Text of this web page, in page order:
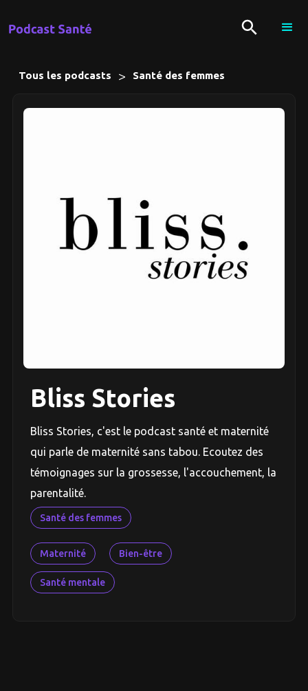
Tous les podcasts > Santé des femmes
Bliss Stories
Bliss Stories, c'est le podcast santé et maternité
qui parle de maternité sans tabou. Ecoutez des
témoignages sur la grossesse, l'accouchement, la
parentalité.
Santé des femmes
Maternité Bien-être
Santé mentale